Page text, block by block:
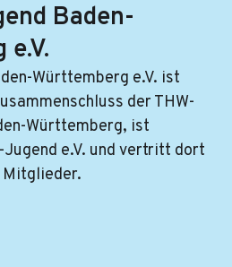
Baden-
Württemberg e.V. ist
der THW-
Württemberg, ist
e.V. und vertritt dort
Mitglieder.